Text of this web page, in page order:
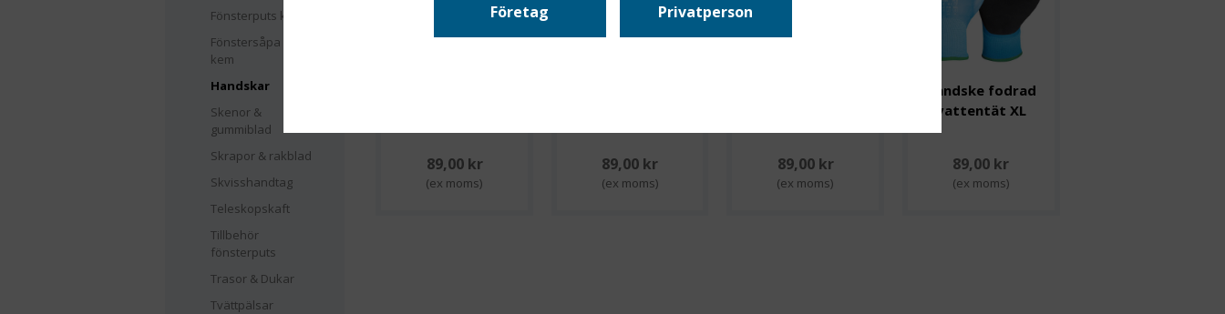
Fönsterputs kit
Fönstersåpa &
kem
Handskar
Skenor &
gummiblad
Skrapor & rakblad
Skvisshandtag
Teleskopskaft
Tillbehör
fönsterputs
Trasor & Dukar
Tvättpälsar
89,00 kr
(ex moms)
89,00 kr
(ex moms)
89,00 kr
(ex moms)
Handske fodrad
vattentät XL
89,00 kr
(ex moms)
Företag Privatperson